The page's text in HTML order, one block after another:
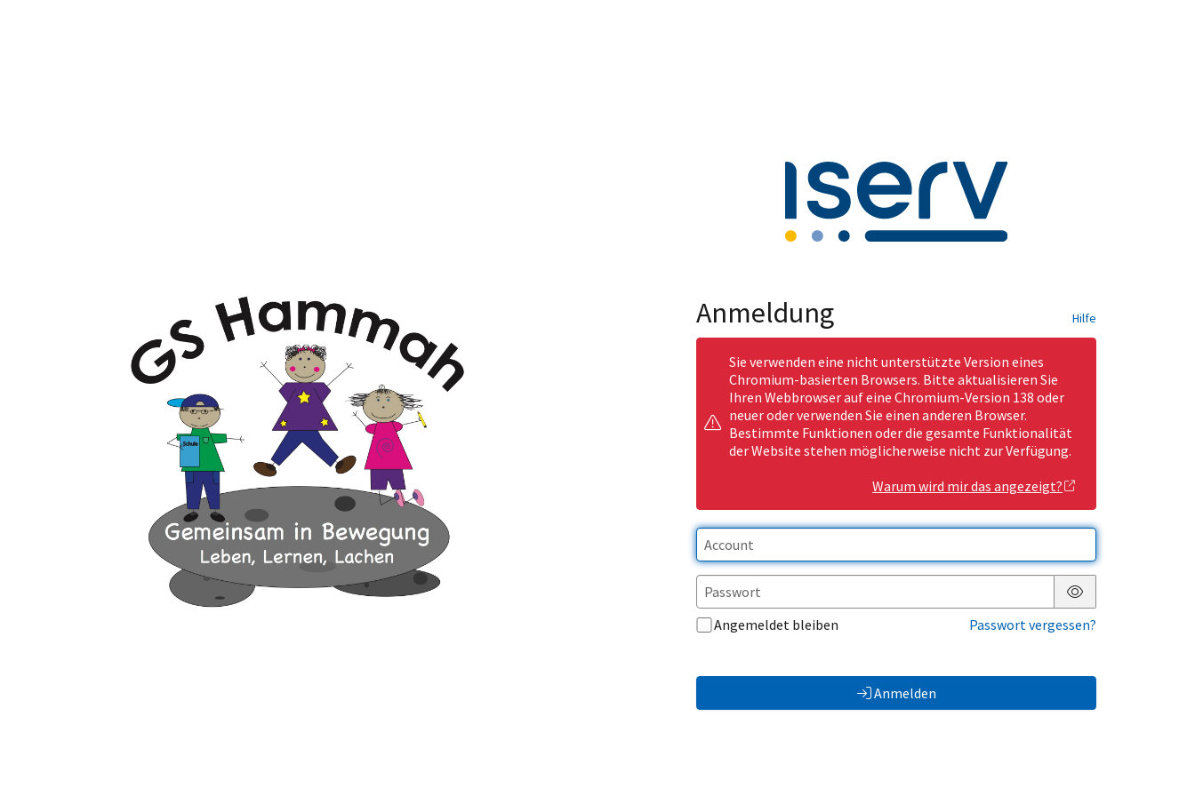
Anmeldung Hilfe
Sie verwenden eine nicht unterstützte Version eines
Chromium-basierten Browsers. Bitte aktualisieren Sie
Ihren Webbrowser auf eine Chromium-Version 138 oder
neuer oder verwenden Sie einen anderen Browser.
Bestimmte Funktionen oder die gesamte Funktionalität
der Website stehen möglicherweise nicht zur Verfügung.
Warum wird mir das angezeigt?
Passwort anzeigen
Angemeldet bleiben
Passwort vergessen?
Anmelden